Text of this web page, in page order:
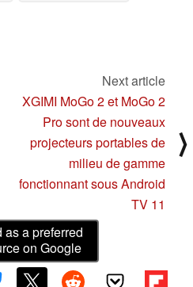
Next article
XGIMI MoGo 2 et MoGo 2
Pro sont de nouveaux
projecteurs portables de
milieu de gamme
fonctionnant sous Android
TV 11
⟩
as a preferred
on Google